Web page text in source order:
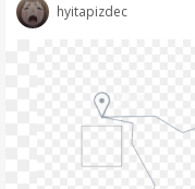
hyitapizdec